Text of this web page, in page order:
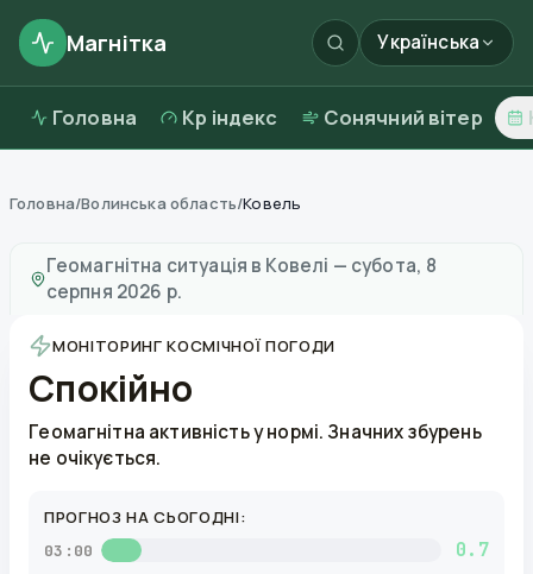
Магнітка Українська
Головна Kp індекс Сонячний вітер
Головна/Волинська область/Ковель
Геомагнітна ситуація в Ковелі — субота, 8
серпня 2026 р.
МОНІТОРИНГ КОСМІЧНОЇ ПОГОДИ
Спокійно
Геомагнітна активність у нормі. Значних збурень
не очікується.
ПРОГНОЗ НА СЬОГОДНІ:
03:00 0.7